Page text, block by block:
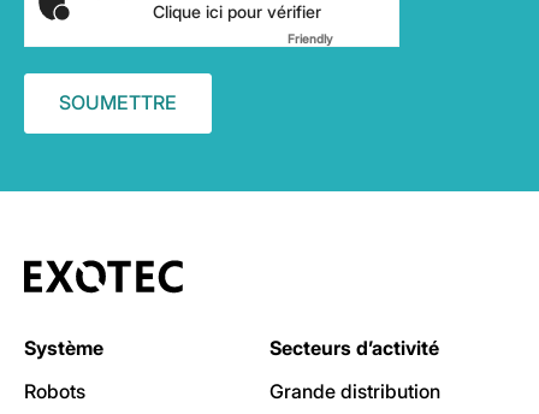
Clique ici pour vérifier
FriendlyCaptcha ⇗
Système
Robots
Secteurs d’activité
Grande distribution